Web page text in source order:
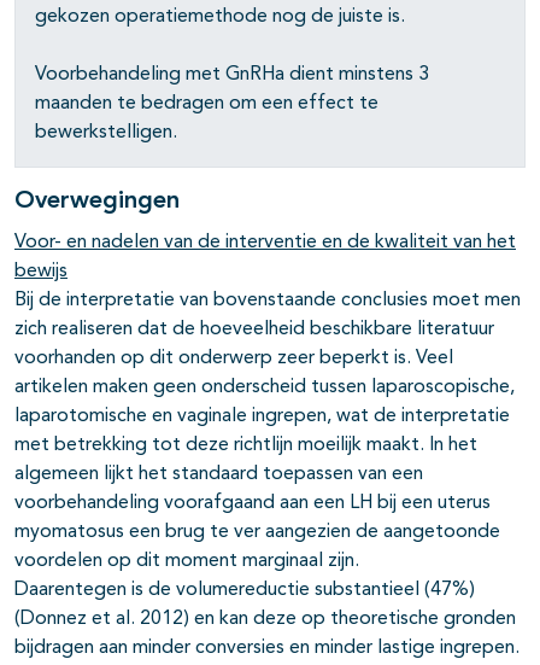
gekozen operatiemethode nog de juiste is.
Voorbehandeling met GnRHa dient minstens 3
maanden te bedragen om een effect te
bewerkstelligen.
Overwegingen
Voor- en nadelen van de interventie en de kwaliteit van het
bewijs
Bij de interpretatie van bovenstaande conclusies moet men
zich realiseren dat de hoeveelheid beschikbare literatuur
voorhanden op dit onderwerp zeer beperkt is. Veel
artikelen maken geen onderscheid tussen laparoscopische,
laparotomische en vaginale ingrepen, wat de interpretatie
met betrekking tot deze richtlijn moeilijk maakt. In het
algemeen lijkt het standaard toepassen van een
voorbehandeling voorafgaand aan een LH bij een uterus
myomatosus een brug te ver aangezien de aangetoonde
voordelen op dit moment marginaal zijn.
Daarentegen is de volumereductie substantieel (47%)
(Donnez et al. 2012) en kan deze op theoretische gronden
bijdragen aan minder conversies en minder lastige ingrepen.